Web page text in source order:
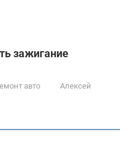
зажигание
авто
Алексей